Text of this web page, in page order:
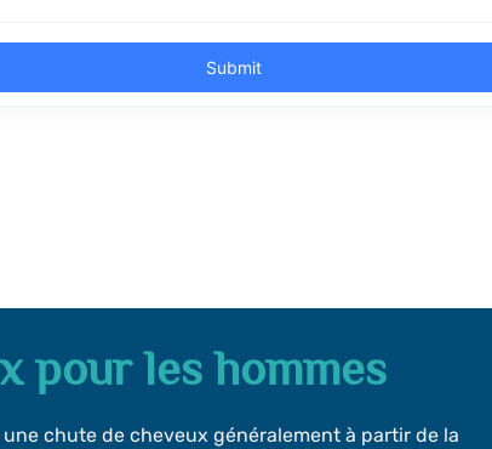
pour les hommes
chute de cheveux généralement à partir de la